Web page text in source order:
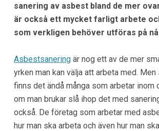
sanering av asbest bland de mer
är också ett mycket farligt arbete
som verkligen behöver utföras på
Asbestsaneringär nog ett av de mer
yrken man kan välja att arbeta med.
finns det ändå många som arbetar inom
om man brukar slå ihop det med
också. De företag som arbetar med
hur man ska arbeta och även hur man